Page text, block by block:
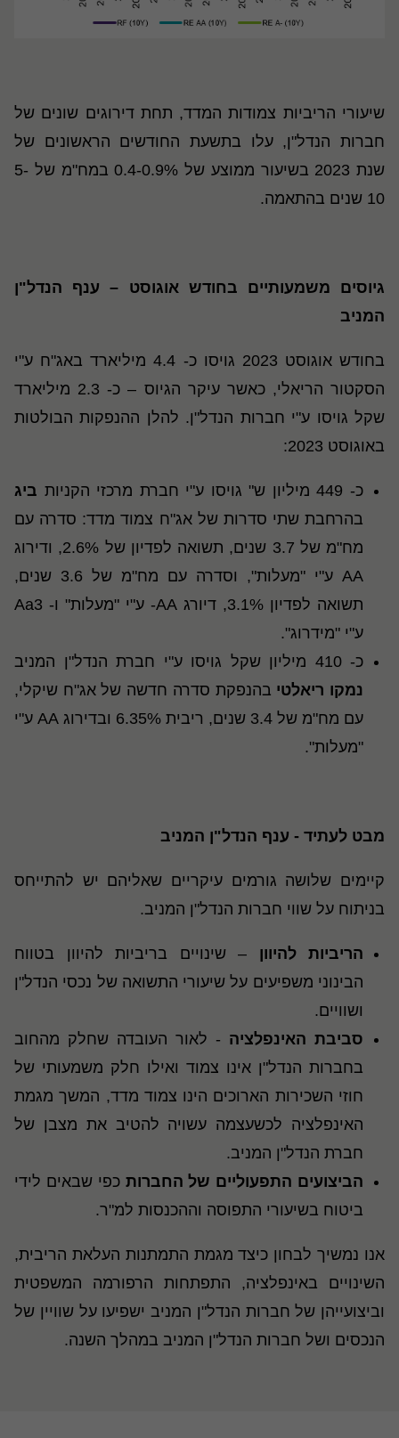
שיעורי הריביות צמודות המדד, תחת דירוגים שונים של
חברות הנדל"ן, עלו בתשעת החודשים הראשונים של
שנת 2023 בשיעור ממוצע של 0.4-0.9% במח"מ של 5-
10 שנים בהתאמה.
גיוסים משמעותיים בחודש אוגוסט – ענף הנדל"ן
המניב
בחודש אוגוסט 2023 גויסו כ- 4.4 מיליארד באג"ח ע"י
הסקטור הריאלי, כאשר עיקר הגיוס – כ- 2.3 מיליארד
שקל גויסו ע"י חברות הנדל"ן. להלן ההנפקות הבולטות
באוגוסט 2023:
כ- 449 מיליון ש" גויסו ע"י חברת מרכזי הקניות
ביג
בהרחבת שתי סדרות של אג"ח צמוד מדד: סדרה עם
מח"מ של 3.7 שנים, תשואה לפדיון של 2.6%, ודירוג
AA ע"י "מעלות", וסדרה עם מח"מ של 3.6 שנים,
תשואה לפדיון 3.1%, דיורג AA- ע"י "מעלות" ו- Aa3
ע"י "מידרוג".
כ- 410 מיליון שקל גויסו ע"י חברת הנדל"ן המניב
נמקו ריאלטי בהנפקת סדרה חדשה של אג"ח שיקלי,
עם מח"מ של 3.4 שנים, ריבית 6.35% ובדירוג AA ע"י
"מעלות".
מבט לעתיד - ענף הנדל"ן המניב
קיימים שלושה גורמים עיקריים שאליהם יש להתייחס
בניתוח על שווי חברות הנדל"ן המניב.
הריביות להיוון – שינויים בריביות להיוון בטווח
הבינוני משפיעים על שיעורי התשואה של נכסי הנדל"ן
ושוויים.
סביבת האינפלציה - לאור העובדה שחלק מהחוב
בחברות הנדל"ן אינו צמוד ואילו חלק משמעותי של
חוזי השכירות הארוכים הינו צמוד מדד, המשך מגמת
האינפלציה לכשעצמה עשויה להטיב את מצבן של
חברת הנדל"ן המניב.
הביצועים התפעוליים של החברות כפי שבאים לידי
ביטוח בשיעורי התפוסה וההכנסות למ"ר.
אנו נמשיך לבחון כיצד מגמת התמתנות העלאת הריבית,
השינויים באינפלציה, התפתחות הרפורמה המשפטית
וביצועייהן של חברות הנדל"ן המניב ישפיעו על שוויין של
הנכסים ושל חברות הנדל"ן המניב במהלך השנה.